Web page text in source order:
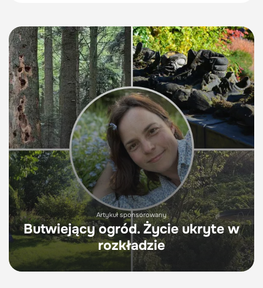
Artykuł sponsorowany
Butwiejący ogród. Życie ukryte w
rozkładzie